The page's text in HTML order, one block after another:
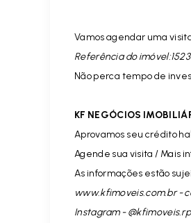
Vamos agendar uma
Referência do
Não perca tempo de
KF NEGÓCIOS
Aprovamos seu crédito
Agende sua visita / Mais
As informações estão
www.kfimoveis.com.br -
Instagram -